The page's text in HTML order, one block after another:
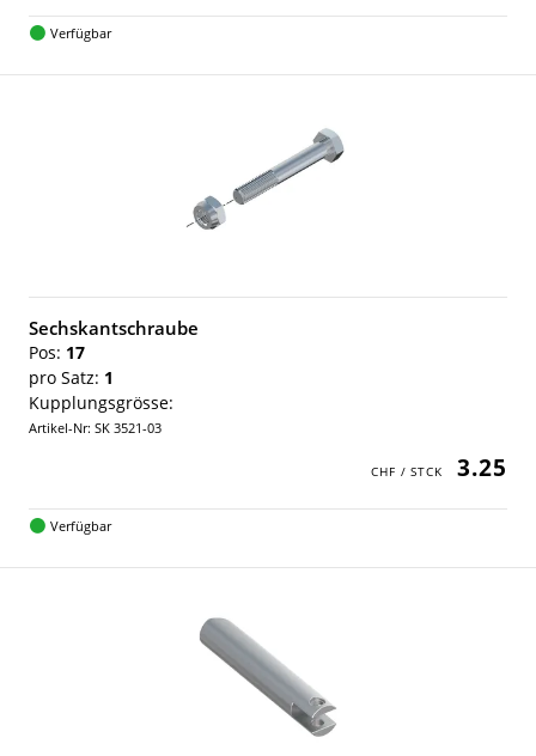
Verfügbar
Sechskantschraube
Pos: 17
pro Satz: 1
Kupplungsgrösse:
Artikel-Nr: SK 3521-03
3.25
Verfügbar